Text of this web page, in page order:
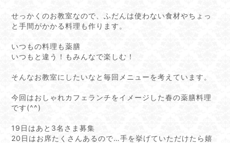
せっかくのお教室なので、ふだんは使わない食材やちょっ
と手間がかかる料理も作ります。
いつもの料理も薬膳
いつもと違う！もみんなで楽しむ！
そんなお教室にしたいなと毎回メニューを考えています。
今回はおしゃれカフェランチをイメージした春の薬膳料理
です(^^)
19日はあと3名さま募集
20日はお席たくさんあるので…手を挙げていただけたら嬉